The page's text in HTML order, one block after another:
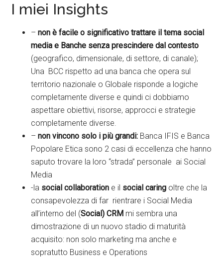
I miei Insights
–non è facile o significativo trattare il tema social
media e Banche senza prescindere dal contesto
(geografico, dimensionale, di settore, di canale);
Una BCC rispetto ad una banca che opera sul
territorio nazionale o Globale risponde a logiche
completamente diverse e quindi ci dobbiamo
aspettare obiettivi, risorse, approcci e strategie
completamente diverse.
–non vincono solo i più grandi: Banca IFIS e Banca
Popolare Etica sono 2 casi di eccellenza che hanno
saputo trovare la loro “strada” personale ai Social
Media
-la social collaboration e il social caring oltre che la
consapevolezza di far rientrare i Social Media
all’interno del (Social) CRM mi sembra una
dimostrazione di un nuovo stadio di maturità
acquisito: non solo marketing ma anche e
sopratutto Business e Operations